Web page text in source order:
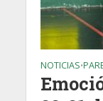
NOTICIAS•